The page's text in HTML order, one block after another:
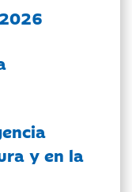
y en la